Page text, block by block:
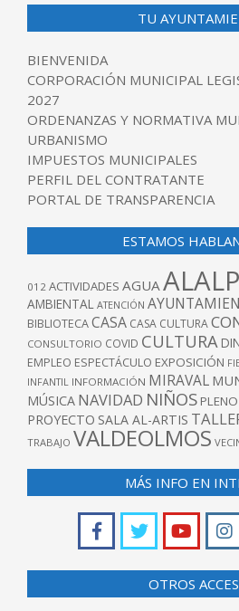
TU
BIENVENIDA
CORPORACIÓN MUNICIPAL
2027
ORDENANZAS Y NORMATIVA
URBANISMO
IMPUESTOS MUNICIPALES
PERFIL DEL CONTRATANTE
PORTAL DE TRANSPARENCIA
ESTAMOS
012 ACTIVIDADES AGUA
AMBIENTAL ATENCIÓN
BIBLIOTECACASA CASA CULTURA
CONSULTORIO COVID CULTURA
EMPLEO ESPECTÁCULO EXPOSICIÓN
INFANTIL INFORMACIÓN MIRAVAL
MÚSICA NAVIDAD NIÑOS PLENO
PROYECTO SALA AL-ARTIS
TRABAJO VALDEOLMOS
MÁS INFO EN
OTROS